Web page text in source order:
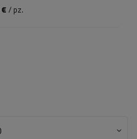
/ pz.